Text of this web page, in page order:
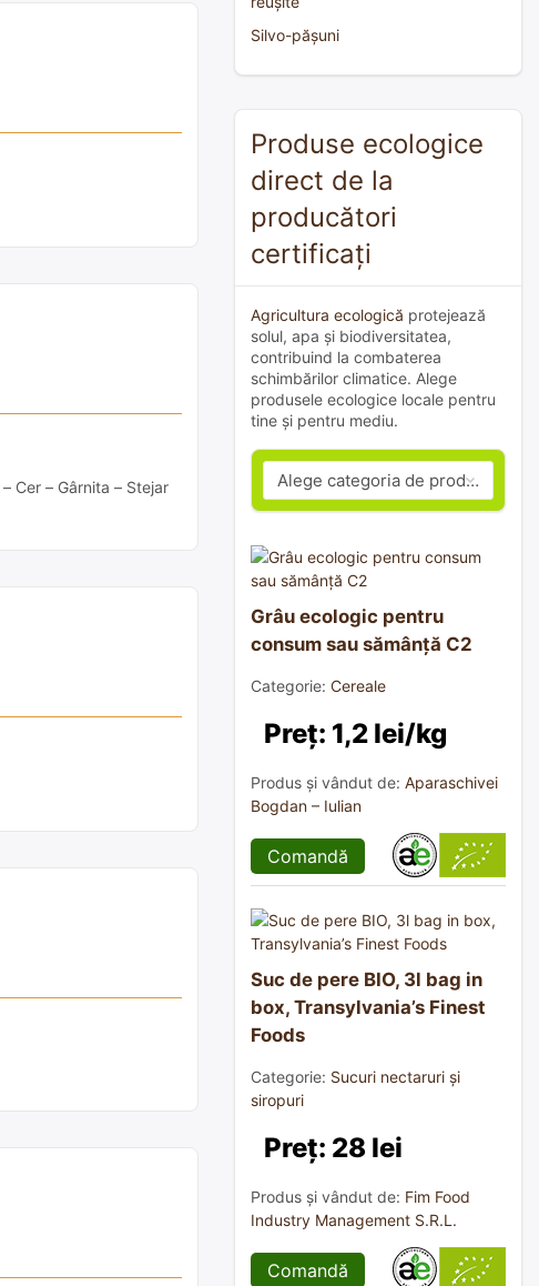
Cer – Gârnita – Stejar
Silvo-pășuni
Produse ecologice
direct de la
producători
certificați
Agricultura ecologică protejează
solul, apa și biodiversitatea,
contribuind la combaterea
schimbărilor climatice. Alege
produsele ecologice locale pentru
tine și pentru mediu.
Grâu ecologic pentru
consum sau sămânță C2
Categorie: Cereale
Preț: 1,2 lei/kg
Produs și vândut de: Aparaschivei
Bogdan – Iulian
Comandă
Suc de pere BIO, 3l bag in
box, Transylvania’s Finest
Foods
Categorie: Sucuri nectaruri și
siropuri
Preț: 28 lei
Produs și vândut de: Fim Food
Industry Management S.R.L.
Comandă